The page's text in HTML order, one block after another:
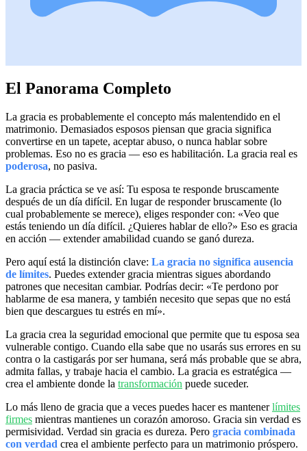
El Panorama Completo
La gracia es probablemente el concepto más malentendido en el
matrimonio. Demasiados esposos piensan que gracia significa
convertirse en un tapete, aceptar abuso, o nunca hablar sobre
problemas. Eso no es gracia — eso es habilitación. La gracia real es
poderosa, no pasiva.
La gracia práctica se ve así: Tu esposa te responde bruscamente
después de un día difícil. En lugar de responder bruscamente (lo
cual probablemente se merece), eliges responder con: «Veo que
estás teniendo un día difícil. ¿Quieres hablar de ello?» Eso es gracia
en acción — extender amabilidad cuando se ganó dureza.
Pero aquí está la distinción clave: La gracia no significa ausencia
de límites. Puedes extender gracia mientras sigues abordando
patrones que necesitan cambiar. Podrías decir: «Te perdono por
hablarme de esa manera, y también necesito que sepas que no está
bien que descargues tu estrés en mí».
La gracia crea la seguridad emocional que permite que tu esposa sea
vulnerable contigo. Cuando ella sabe que no usarás sus errores en su
contra o la castigarás por ser humana, será más probable que se abra,
admita fallas, y trabaje hacia el cambio. La gracia es estratégica —
crea el ambiente donde la transformación puede suceder.
Lo más lleno de gracia que a veces puedes hacer es mantenerlímites
firmes mientras mantienes un corazón amoroso. Gracia sin verdad es
permisividad. Verdad sin gracia es dureza. Pero gracia combinada
con verdad crea el ambiente perfecto para un matrimonio próspero.